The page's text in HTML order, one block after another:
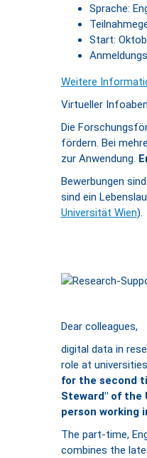
Sprache:
Start:
Weitere
Virtueller
Die
fördern. Bei
zur Anwendung.
Bewerbungen
sind ein
Universität Wien).
Dear colleagues,
digital data in
role at
for the second
Steward" of the
person working
The part-time,
combines the